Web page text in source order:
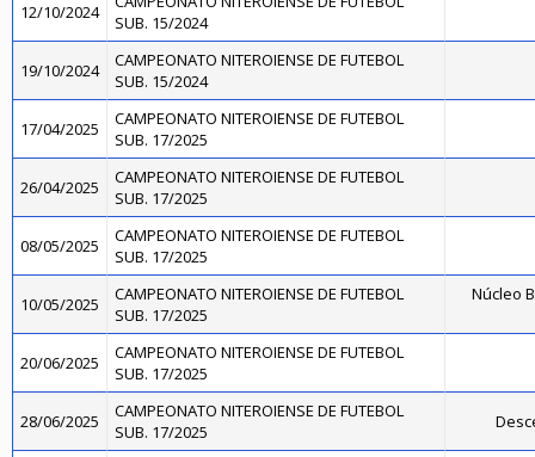
12/10/2024
SUB. 15/2024
19/10/2024
CAMPEONATO NITEROIENSE DE FUTEBOL
SUB. 15/2024
17/04/2025
CAMPEONATO NITEROIENSE DE FUTEBOL
SUB. 17/2025
26/04/2025
CAMPEONATO NITEROIENSE DE FUTEBOL
SUB. 17/2025
08/05/2025
CAMPEONATO NITEROIENSE DE FUTEBOL
SUB. 17/2025
10/05/2025
CAMPEONATO NITEROIENSE DE FUTEBOL
SUB. 17/2025
Núcleo
20/06/2025
CAMPEONATO NITEROIENSE DE FUTEBOL
SUB. 17/2025
28/06/2025
CAMPEONATO NITEROIENSE DE FUTEBOL
SUB. 17/2025